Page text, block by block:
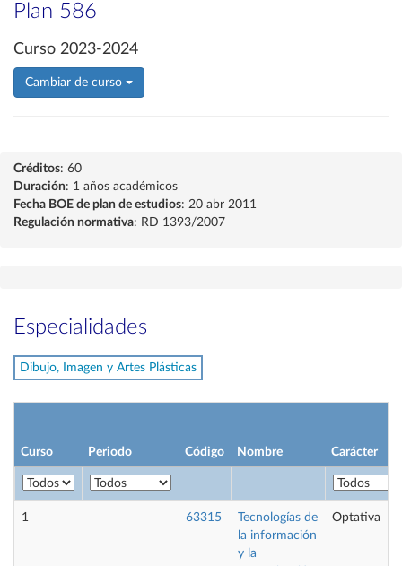
Plan 586
Curso 2023-2024
Cambiar de curso
Créditos: 60
Duración: 1 años académicos
Fecha BOE de plan de estudios: 20 abr 2011
Regulación normativa: RD 1393/2007
Especialidades
Dibujo, Imagen y Artes Plásticas
Curso Periodo Código Nombre Carácter
1 63315
Tecnologías de
la información
y la
Optativa